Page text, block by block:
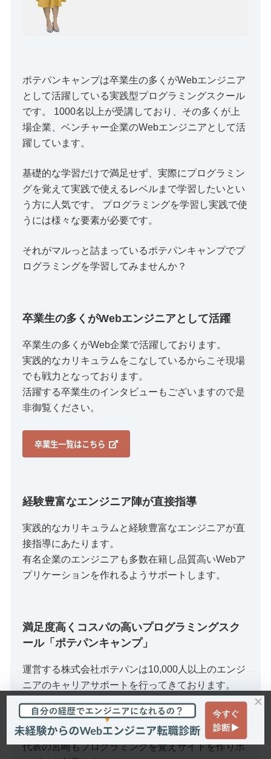
ポテパンキャンプは卒業生の多くがWebエンジニア
として活躍している実践型プログラミングスクール
です。 1000名以上が受講しており、その多くが上
場企業、ベンチャー企業のWebエンジニアとして活
躍しています。
基礎的な学習だけで満足せず、実際にプログラミン
グを覚えて実践で使えるレベルまで学習したいとい
う方に人気です。 プログラミングを学習し実践で使
うには様々な要素が必要です。
それがマルっと詰まっているポテパンキャンプでプ
ログラミングを学習してみませんか？
卒業生の多くがWebエンジニアとして活躍
卒業生の多くがWeb企業で活躍しております。
実践的なカリキュラムをこなしているからこそ現場
でも戦力となっております。
活躍する卒業生のインタビューもございますので是
非御覧ください。
卒業生一覧はこちら
経験豊富なエンジニア陣が直接指導
実践的なカリキュラムと経験豊富なエンジニアが直
接指導にあたります。
有名企業のエンジニアも多数在籍し品質高いWebア
プリケーションを作れるようサポートします。
満足度高くコスパの高いプログラミングスク
ール「ポテパンキャンプ」
運営する株式会社ポテパンは10,000人以上のエンジ
ニアのキャリアサポートを行ってきております。
そのノウハウを活かして実践的なカリキュラムを随
時アップデートしております。
代表の宮崎もプログラミングを覚えサイトを作りポ